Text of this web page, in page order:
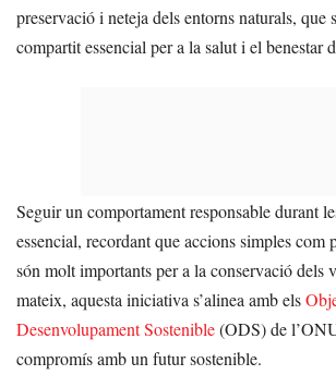
preservació i neteja dels entorns naturals, que
compartit essencial per a la salut i el benestar
Seguir un comportament responsable durant
essencial, recordant que accions simples com
són molt importants per a la conservació dels
mateix, aquesta iniciativa s’alinea amb els
Desenvolupament Sostenible(ODS) de
compromís amb un futur sostenible.